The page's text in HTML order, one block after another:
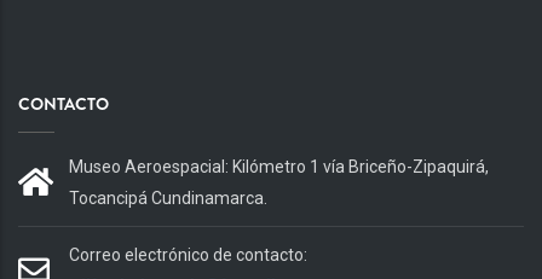
CONTACTO
Museo Aeroespacial: Kilómetro 1 vía Briceño-Zipaquirá,
Tocancipá Cundinamarca.
Correo electrónico de contacto: